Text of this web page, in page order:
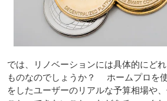
では、リノベーションには具体的にど
ものなのでしょうか？ ホームプロを
をしたユーザーのリアルな予算相場や